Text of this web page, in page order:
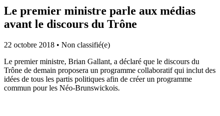
Le premier ministre parle aux médias
avant le discours du Trône
22 octobre 2018 • Non classifié(e)
Le premier ministre, Brian Gallant, a déclaré que le discours du
Trône de demain proposera un programme collaboratif qui inclut des
idées de tous les partis politiques afin de créer un programme
commun pour les Néo-Brunswickois.